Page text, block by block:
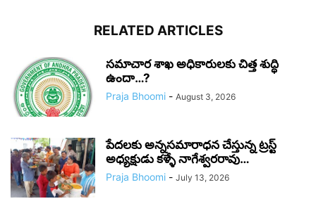
RELATED ARTICLES
సమాచార శాఖ అధికారులకు చిత్త శుద్ధి
ఉందా…?
Praja Bhoomi - August 3, 2026
పేదలకు అన్నసమారాధన చేస్తున్న ట్రస్ట్
అధ్యక్షుడు కళ్ళే నాగేశ్వరరావు…
Praja Bhoomi - July 13, 2026